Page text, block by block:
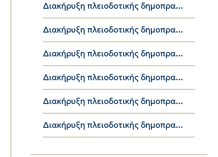
Διακήρυξη πλειοδοτικής δημοπρα...
Διακήρυξη πλειοδοτικής δημοπρα...
Διακήρυξη πλειοδοτικής δημοπρα...
Διακήρυξη πλειοδοτικής δημοπρα...
Διακήρυξη πλειοδοτικής δημοπρα...
Διακήρυξη πλειοδοτικής δημοπρα...